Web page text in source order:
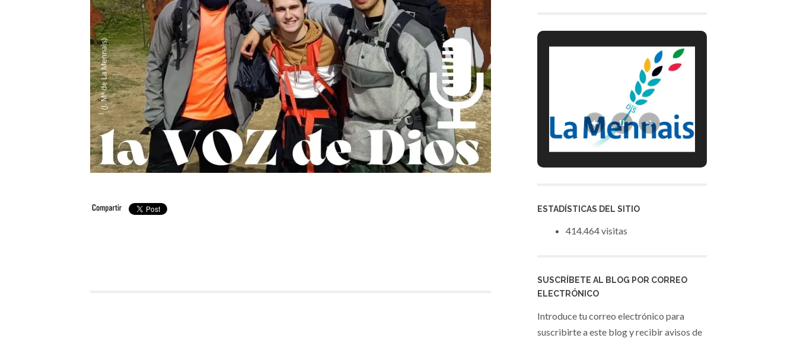
ESTADÍSTICAS DEL SITIO
414.464 visitas
SUSCRÍBETE AL BLOG POR CORREO
ELECTRÓNICO
Introduce tu correo electrónico para
suscribirte a este blog y recibir avisos de